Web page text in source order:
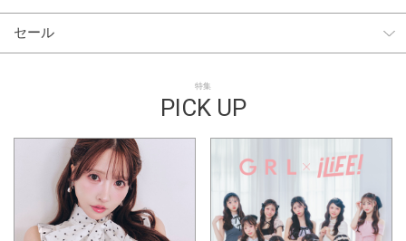
セール
特集
PICK UP